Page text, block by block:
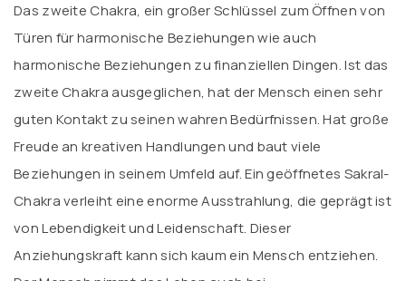
Das zweite Chakra, ein großer Schlüssel zum Öffnen von
Türen für harmonische Beziehungen wie auch
harmonische Beziehungen zu finanziellen Dingen. Ist das
zweite Chakra ausgeglichen, hat der Mensch einen sehr
guten Kontakt zu seinen wahren Bedürfnissen. Hat große
Freude an kreativen Handlungen und baut viele
Beziehungen in seinem Umfeld auf. Ein geöffnetes Sakral-
Chakra verleiht eine enorme Ausstrahlung, die geprägt ist
von Lebendigkeit und Leidenschaft. Dieser
Anziehungskraft kann sich kaum ein Mensch entziehen.